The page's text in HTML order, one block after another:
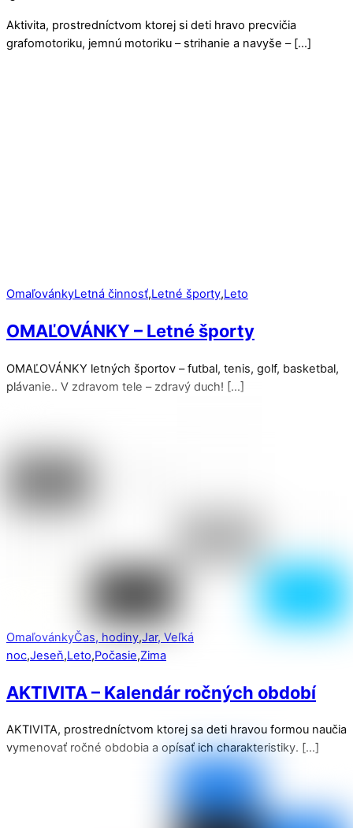
Aktivita, prostredníctvom ktorej si deti hravo precvičia
grafomotoriku, jemnú motoriku – strihanie a navyše – […]
OmaľovánkyLetná činnosť,Letné športy,Leto
OMAĽOVÁNKY – Letné športy
OMAĽOVÁNKY letných športov – futbal, tenis, golf, basketbal,
plávanie.. V zdravom tele – zdravý duch! […]
OmaľovánkyČas, hodiny,Jar, Veľká
noc,Jeseň,Leto,Počasie,Zima
AKTIVITA – Kalendár ročných období
AKTIVITA, prostredníctvom ktorej sa deti hravou formou naučia
vymenovať ročné obdobia a opísať ich charakteristiky. […]